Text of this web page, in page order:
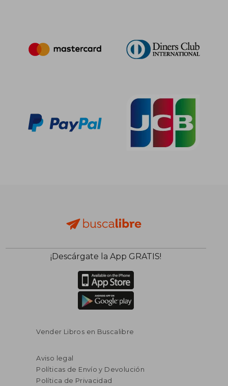
¡Descárgate la App GRATIS!
Vender Libros en Buscalibre
Aviso legal
Políticas de Envío y Devolución
Política de Privacidad